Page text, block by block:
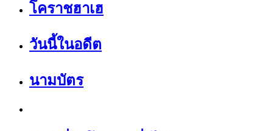
โคราชฮาเฮ
วันนี้ในอดีต
นามบัตร